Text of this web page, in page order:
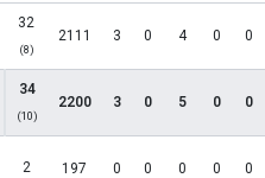
32
(8)
2111 3 0 4 0 0
34
(10)
2200 3 0 5 0 0
2 197 0 0 0 0 0